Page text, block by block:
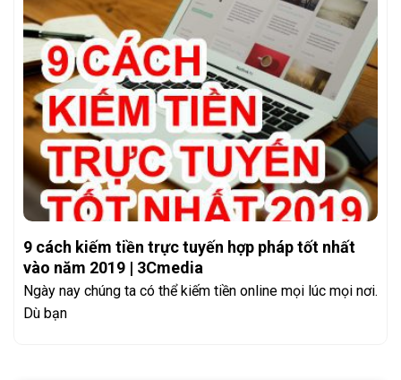
9 cách kiếm tiền trực tuyến hợp pháp tốt nhất
vào năm 2019 | 3Cmedia
Ngày nay chúng ta có thể kiếm tiền online mọi lúc mọi nơi.
Dù bạn